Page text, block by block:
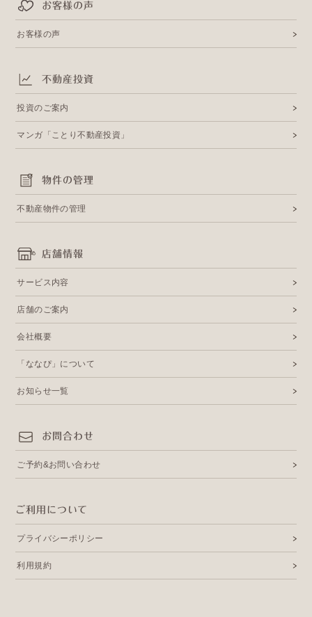
お客様の声
お客様の声
不動産投資
投資のご案内
マンガ「ことり不動産投資」
物件の管理
不動産物件の管理
店舗情報
サービス内容
店舗のご案内
会社概要
「ななぴ」について
お知らせ一覧
お問合わせ
ご予約&お問い合わせ
ご利用について
プライバシーポリシー
利用規約